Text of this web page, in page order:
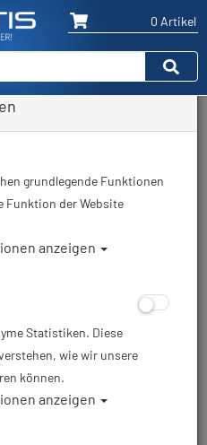
0 Artikel
grundlegende Funktionen
Funktion der Website
anzeigen
Statistiken. Diese
wie wir unsere
können.
anzeigen